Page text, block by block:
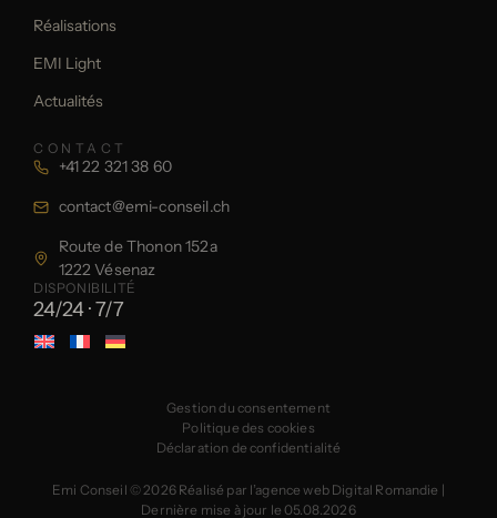
Réalisations
EMI Light
Actualités
CONTACT
+41 22 321 38 60
contact@emi-conseil.ch
Route de Thonon 152a
1222 Vésenaz
DISPONIBILITÉ
24/24 · 7/7
Emi Conseil © 2026 Réalisé par l’agence web Digital Romandie |
Dernière mise à jour le 05.08.2026
Gestion du consentement
Politique des cookies
Déclaration de confidentialité